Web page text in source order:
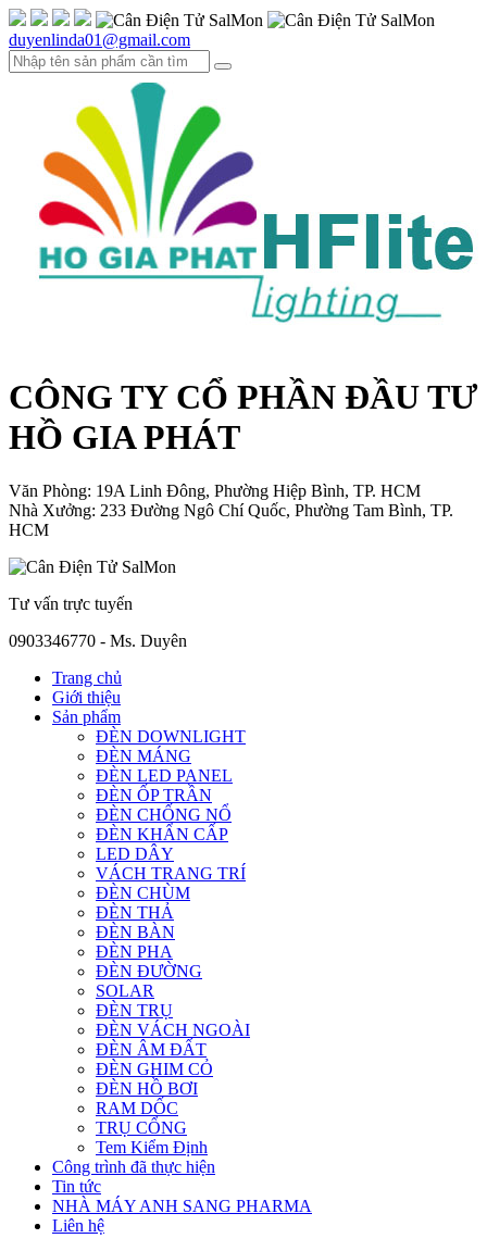
duyenlinda01@gmail.com
CÔNG TY CỔ PHẦN ĐẦU TƯ
HỒ GIA PHÁT
Văn Phòng: 19A Linh Đông, Phường Hiệp Bình, TP. HCM
Nhà Xưởng: 233 Đường Ngô Chí Quốc, Phường Tam Bình, TP.
HCM
Tư vấn trực tuyến
0903346770 - Ms. Duyên
Trang chủ
Giới thiệu
Sản phẩm
ĐÈN DOWNLIGHT
ĐÈN MÁNG
ĐÈN LED PANEL
ĐÈN ỐP TRẦN
ĐÈN CHỐNG NỔ
ĐÈN KHẨN CẤP
LED DÂY
VÁCH TRANG TRÍ
ĐÈN CHÙM
ĐÈN THẢ
ĐÈN BÀN
ĐÈN PHA
ĐÈN ĐƯỜNG
SOLAR
ĐÈN TRỤ
ĐÈN VÁCH NGOÀI
ĐÈN ÂM ĐẤT
ĐÈN GHIM CỎ
ĐÈN HỒ BƠI
RAM DỐC
TRỤ CỔNG
Tem Kiểm Định
Công trình đã thực hiện
Tin tức
NHÀ MÁY ANH SANG PHARMA
Liên hệ